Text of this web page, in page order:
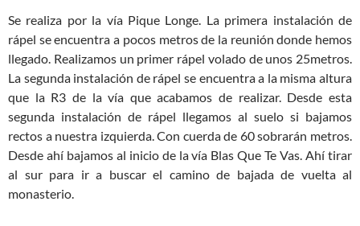
Se realiza por la vía Pique Longe. La primera instalación de
rápel se encuentra a pocos metros de la reunión donde hemos
llegado. Realizamos un primer rápel volado de unos 25metros.
La segunda instalación de rápel se encuentra a la misma altura
que la R3 de la vía que acabamos de realizar. Desde esta
segunda instalación de rápel llegamos al suelo si bajamos
rectos a nuestra izquierda. Con cuerda de 60 sobrarán metros.
Desde ahí bajamos al inicio de la vía Blas Que Te Vas. Ahí tirar
al sur para ir a buscar el camino de bajada de vuelta al
monasterio.